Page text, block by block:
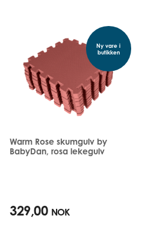
Ny vare i
butikken
Warm Rose skumgulv by
BabyDan, rosa lekegulv
329,00 NOK